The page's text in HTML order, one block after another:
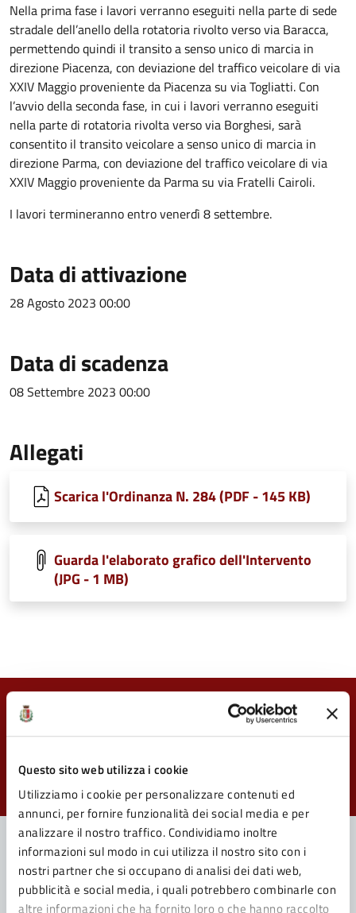
Questo sito web utilizza i cookie
Utilizziamo i cookie per personalizzare contenuti ed
annunci, per fornire funzionalità dei social media e per
analizzare il nostro traffico. Condividiamo inoltre
informazioni sul modo in cui utilizza il nostro sito con i
nostri partner che si occupano di analisi dei dati web,
pubblicità e social media, i quali potrebbero combinarle con
altre informazioni che ha fornito loro o che hanno raccolto
Nella prima fase i lavori verranno eseguiti nella parte di sede
stradale dell’anello della rotatoria rivolto verso via Baracca,
permettendo quindi il transito a senso unico di marcia in
direzione Piacenza, con deviazione del traffico veicolare di via
XXIV Maggio proveniente da Piacenza su via Togliatti. Con
l’avvio della seconda fase, in cui i lavori verranno eseguiti
nella parte di rotatoria rivolta verso via Borghesi, sarà
consentito il transito veicolare a senso unico di marcia in
direzione Parma, con deviazione del traffico veicolare di via
XXIV Maggio proveniente da Parma su via Fratelli Cairoli.
I lavori termineranno entro venerdì 8 settembre.
Data di attivazione
28 Agosto 2023 00:00
Data di scadenza
08 Settembre 2023 00:00
Allegati
Scarica l'Ordinanza N. 284 (PDF - 145 KB)
Guarda l'elaborato grafico dell'Intervento
(JPG - 1 MB)
Quanto sono chiare le informazioni su questa
pagina?
Valuta da 1 a 5 stelle la pagina
Valuta 5 stelle su 5
Valuta 4 stelle su 5
Valuta 3 stelle su 5
Valuta 2 stelle su 5
Valuta 1 stelle su 5
Contatta il Comune